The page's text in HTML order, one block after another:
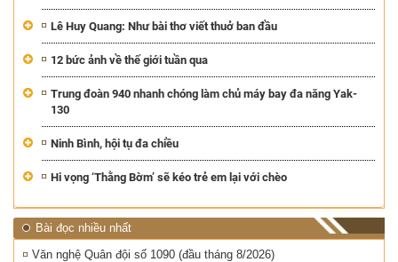
Lê Huy Quang: Như bài thơ viết thuở ban đầu
12 bức ảnh về thế giới tuần qua
Trung đoàn 940 nhanh chóng làm chủ máy bay đa năng Yak-
130
Ninh Bình, hội tụ đa chiều
Hi vọng ‘Thằng Bờm’ sẽ kéo trẻ em lại với chèo
Bài đọc nhiều nhất
Văn nghệ Quân đội số 1090 (đầu tháng 8/2026)